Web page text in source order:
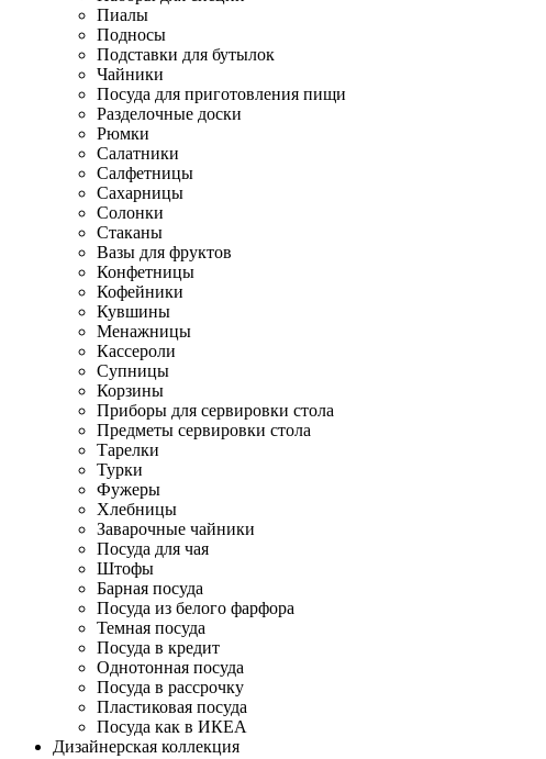
Пиалы
Подносы
Подставки для бутылок
Чайники
Посуда для приготовления пищи
Разделочные доски
Рюмки
Салатники
Салфетницы
Сахарницы
Солонки
Стаканы
Вазы для фруктов
Конфетницы
Кофейники
Кувшины
Менажницы
Кассероли
Супницы
Корзины
Приборы для сервировки стола
Предметы сервировки стола
Тарелки
Турки
Фужеры
Хлебницы
Заварочные чайники
Посуда для чая
Штофы
Барная посуда
Посуда из белого фарфора
Темная посуда
Посуда в кредит
Однотонная посуда
Посуда в рассрочку
Пластиковая посуда
Посуда как в ИКЕА
Дизайнерская коллекция